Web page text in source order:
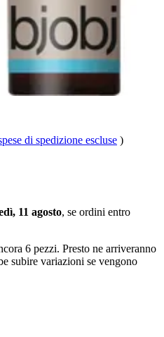
di spedizione escluse )
11 agosto, se ordini entro
6 pezzi. Presto ne arriveranno
subire variazioni se vengono